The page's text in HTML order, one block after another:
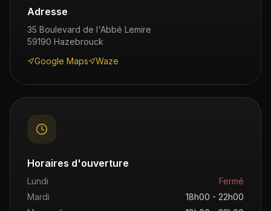
Adresse
35 Boulevard de l'Abbé Lemire
59190 Hazebrouck
Google Maps
Waze
Horaires d'ouverture
Lundi
Fermé
Mardi
18h00 - 22h00